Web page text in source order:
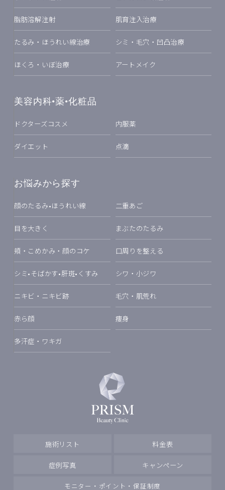
脂肪溶解注射 肌育注入治療
たるみ・ほうれい線治療 シミ・毛穴・凹凸治療
ほくろ・いぼ治療 アートメイク
美容内科•薬•化粧品
ドクターズコスメ 内服薬
ダイエット 点滴
お悩みから探す
顔のたるみ•ほうれい線 二重あご
目を大きく まぶたのたるみ
頬・こめかみ・顔のコケ 口周りを整える
シミ•そばかす•肝斑•くすみ シワ・小ジワ
ニキビ・ニキビ跡 毛穴・肌荒れ
赤ら顔 痩身
多汗症・ワキガ
施術リスト 料金表
症例写真 キャンペーン
モニター・ポイント・保証制度